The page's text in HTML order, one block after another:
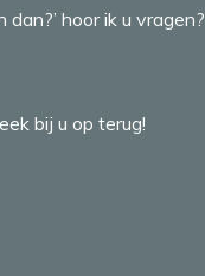
hoor ik u vragen?
bij u op terug!